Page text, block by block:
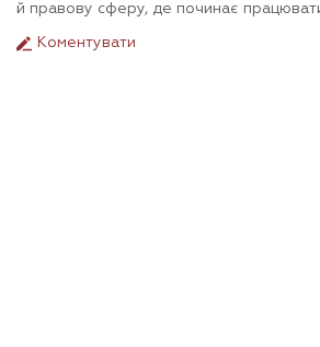
й правову сферу, де починає
Коментувати